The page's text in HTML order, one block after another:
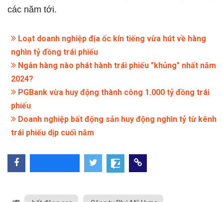
các năm tới.
Loạt doanh nghiệp địa ốc kín tiếng vừa hút về hàng
nghìn tỷ đồng trái phiếu
Ngân hàng nào phát hành trái phiếu "khủng" nhất năm
2024?
PGBank vừa huy động thành công 1.000 tỷ đồng trái
phiếu
Doanh nghiệp bất động sản huy động nghìn tỷ từ kênh
trái phiếu dịp cuối năm